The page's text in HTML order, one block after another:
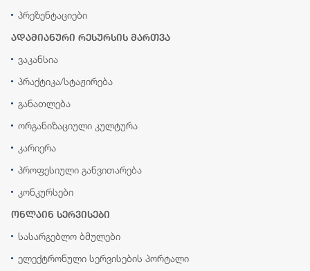
პრეზენტაციები
ადამიანური რესურსის მართვა
ვაკანსია
პრაქტიკა/სტაჟირება
განათლება
ორგანიზაციული კულტურა
კარიერა
პროფესიული განვითარება
კონკურსები
ონლაინ სერვისები
სასარგებლო ბმულები
ელექტრონული სერვისების პორტალი